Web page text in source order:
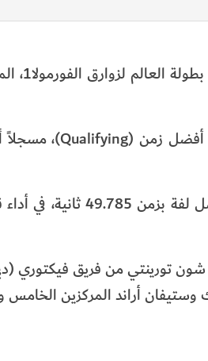
تصدر فريق
وجاء زميله في فريق أبوظبي إريك ستارك في
تورينتي من فريق فيكتوري
وستيفان أراند المركزين